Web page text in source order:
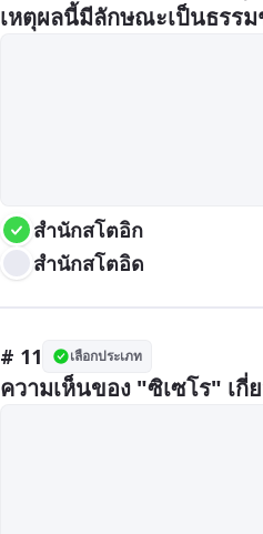
เหตุผลนี้มีลักษณะเป็นธรร
สำนักสโตอิก
สำนักสโตอิด
# 11 เลือกประเภท
ความเห็นของ "ซิเซโร" เ